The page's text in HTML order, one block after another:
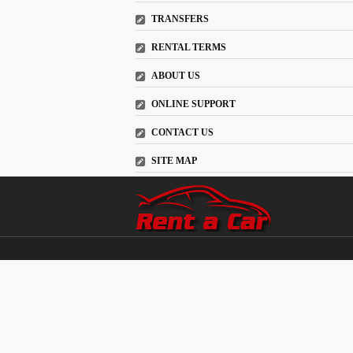
TRANSFERS
RENTAL TERMS
ABOUT US
ONLINE SUPPORT
CONTACT US
SITE MAP